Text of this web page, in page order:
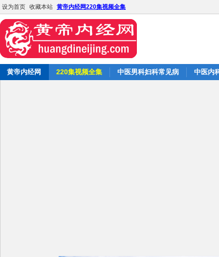
设为首页 收藏本站 黄帝内经网220集视频全集
黄帝内经网 220集视频全集 中医男科妇科常见病 中医内